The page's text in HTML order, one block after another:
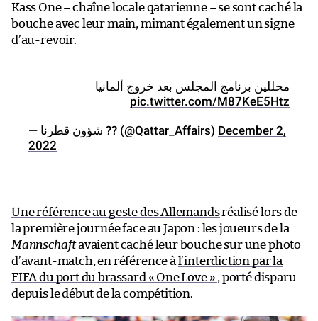
Kass One – chaîne locale qatarienne – se sont caché la
bouche avec leur main, mimant également un signe
d’au-revoir.
محللين برنامج المجلس بعد خروج ألمانيا
pic.twitter.com/M87KeE5Htz
— شؤون قطرنا ?? (@Qattar_Affairs) December 2,
2022
Une référence au geste des Allemandsréalisé lors de
la première journée face au Japon : les joueurs de la
Mannschaftavaient caché leur bouche sur une photo
d’avant-match, en référence à l’interdiction par la
FIFA du port du brassard « One Love » , porté disparu
depuis le début de la compétition.